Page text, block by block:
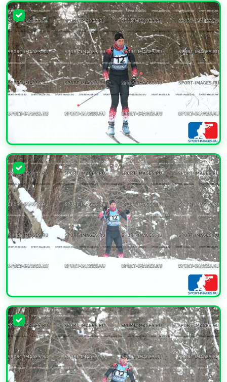
УВЕЛИЧИТЬ
УВЕЛИЧИТЬ